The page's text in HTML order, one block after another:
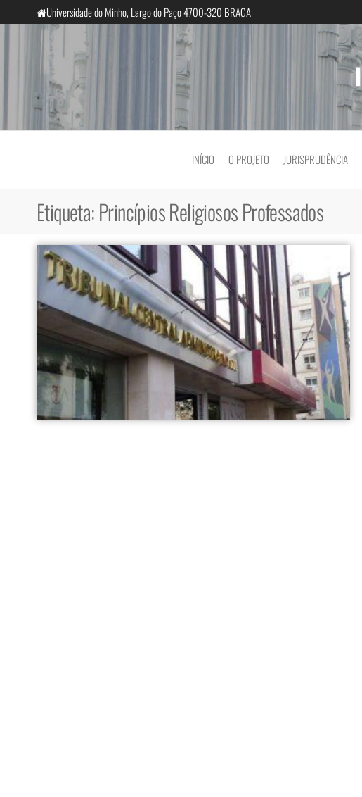
para
Universidade do Minho, Largo do Paço 4700-320 BRAGA
InclusiveCourts
INÍCIO O PROJETO JURISPRUDÊNCIA
Etiqueta:Princípios Religiosos Professados